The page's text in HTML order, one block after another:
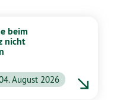
beim
nicht
August 2026